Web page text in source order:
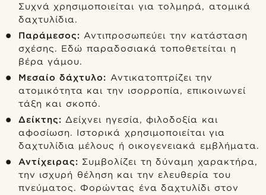
Συχνά χρησιμοποιείται για τολμηρά, ατομικά
δαχτυλίδια.
Παράμεσος: Αντιπροσωπεύει την κατάσταση
σχέσης. Εδώ παραδοσιακά τοποθετείται η
βέρα γάμου.
Μεσαίο δάχτυλο: Αντικατοπτρίζει την
ατομικότητα και την ισορροπία, επικοινωνεί
τάξη και σκοπό.
Δείκτης: Δείχνει ηγεσία, φιλοδοξία και
αφοσίωση. Ιστορικά χρησιμοποιείται για
δαχτυλίδια μέλους ή οικογενειακά εμβλήματα.
Αντίχειρας: Συμβολίζει τη δύναμη χαρακτήρα,
την ισχυρή θέληση και την ελευθερία του
πνεύματος. Φορώντας ένα δαχτυλίδι στον